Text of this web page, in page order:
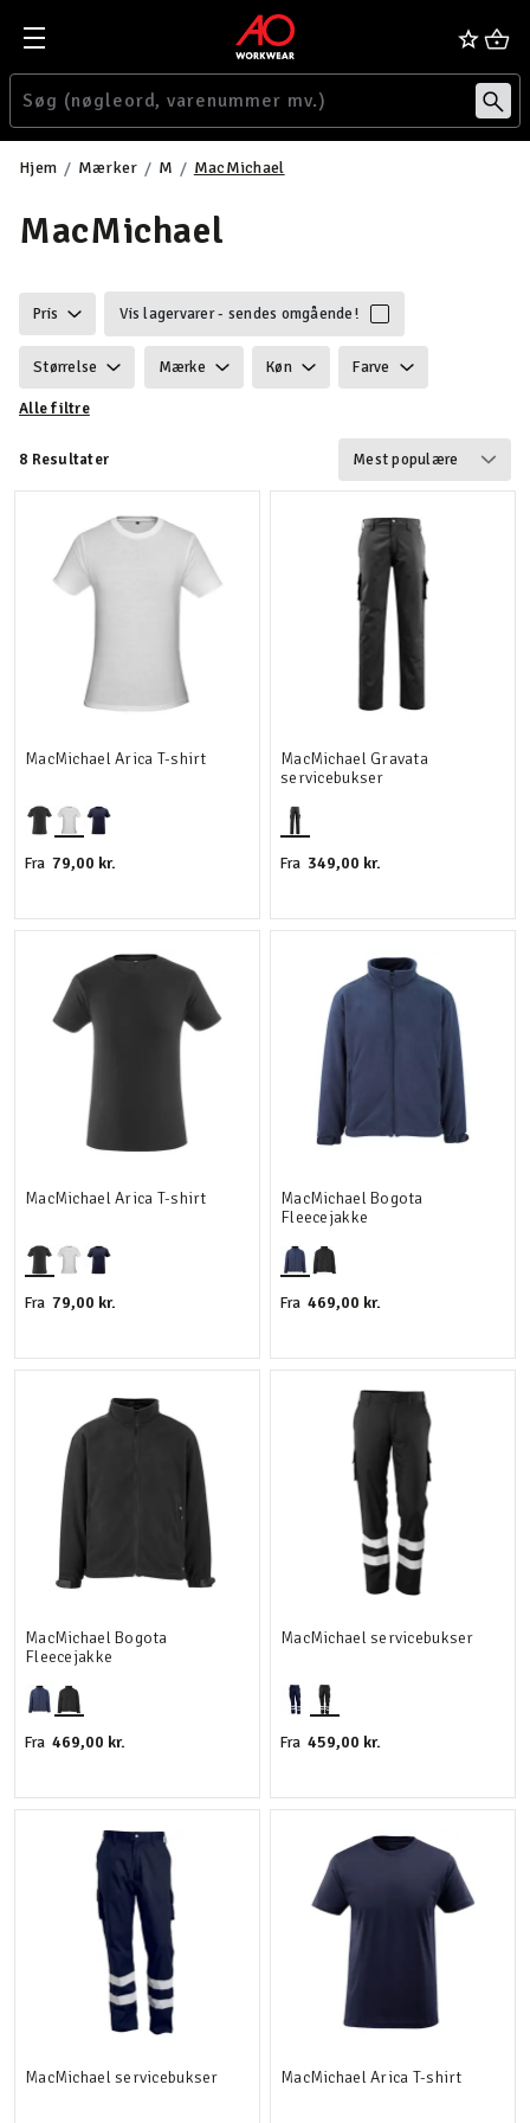
Hjem Mærker M MacMichael
MacMichael
Pris Vis lagervarer - sendes omgående!
Størrelse Mærke Køn Farve
Certificering
Alle filtre
8 Resultater
MacMichael Arica T-shirt
Fra 79,00 kr.
MacMichael Gravata
servicebukser
Fra 349,00 kr.
MacMichael Arica T-shirt
Fra 79,00 kr.
MacMichael Bogota
Fleecejakke
Fra 469,00 kr.
MacMichael Bogota
Fleecejakke
Fra 469,00 kr.
MacMichael servicebukser
Fra 459,00 kr.
MacMichael servicebukser MacMichael Arica T-shirt